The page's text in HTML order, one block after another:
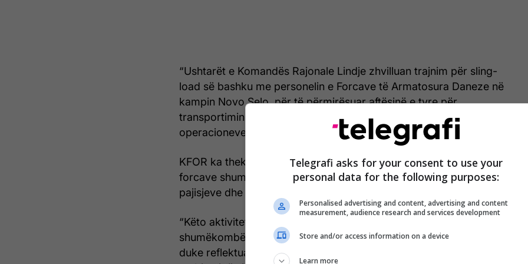
“Ushtarët e Komandës Rajonale Lindje zhvilluan trajnim për sling-
load së bashku me personelin e Forcave të Armatosura Daneze në
kampin Novo Selo, për të përmirësuar aftësinë e tyre për
transportimin ajror të sigurt të pajisjeve dhe mbështetjen e
operacioneve në rajon”, thuhet në njoftim.
KFOR ka theksuar se këto aktivitete rrisin bashkëpunimin ndërmjet
forcave shumëkombëshe dhe përmirësojnë transportin e sigurt të
pajisjeve dhe furnizimeve në kushte të vështira.
“Këto aktivitete përmirësojnë ndërveprueshmërinë ndërmjet forcave
shumëkombëshe dhe forcojnë kapacitetin operacional të KFOR-it,
duke reflektuar përkushtimin e vazhdueshëm për garantimin e një
Telegrafi asks for your consent to use your
personal data for the following purposes:
Personalised advertising and content, advertising and content
measurement, audience research and services development
Store and/or access information on a device
Learn more